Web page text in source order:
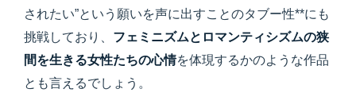
されたい”という願いを声に出すことのタブー性**にも
挑戦しており、 フェミニズムとロマンティシズムの狭
間を生きる女性たちの心情を体現するかのような作品
とも言えるでしょう。